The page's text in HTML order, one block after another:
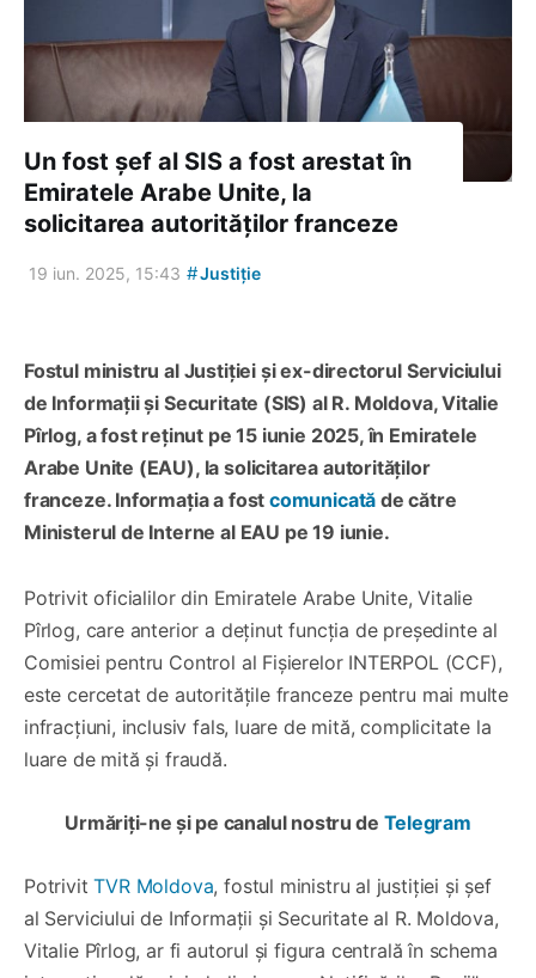
Un fost șef al SIS a fost arestat în
Emiratele Arabe Unite, la
solicitarea autorităților franceze
19 iun. 2025, 15:43 #Justiție
Fostul ministru al Justiției și ex-directorul Serviciului
de Informații și Securitate (SIS) al R. Moldova, Vitalie
Pîrlog, a fost reținut pe 15 iunie 2025, în Emiratele
Arabe Unite (EAU), la solicitarea autorităților
franceze. Informația a fost comunicată de către
Ministerul de Interne al EAU pe 19 iunie.
Potrivit oficialilor din Emiratele Arabe Unite, Vitalie
Pîrlog, care anterior a deținut funcția de președinte al
Comisiei pentru Control al Fișierelor INTERPOL (CCF),
este cercetat de autoritățile franceze pentru mai multe
infracțiuni, inclusiv fals, luare de mită, complicitate la
luare de mită și fraudă.
Urmăriți-ne și pe canalul nostru de Telegram
PotrivitTVR Moldova, fostul ministru al justiției și șef
al Serviciului de Informații și Securitate al R. Moldova,
Vitalie Pîrlog, ar fi autorul și figura centrală în schema